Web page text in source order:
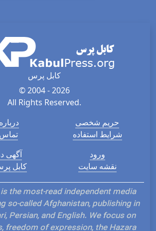
کابل پرس
© 2004 - 2026
All Rights Reserved.
حریم شخصی
شرایط استفاده
آگهی
کابل
ورود
نقشه سایت
the most-read independent media
so-called Afghanistan, publishing in
Persian, and English. We focus on
freedom of expression, the Hazara